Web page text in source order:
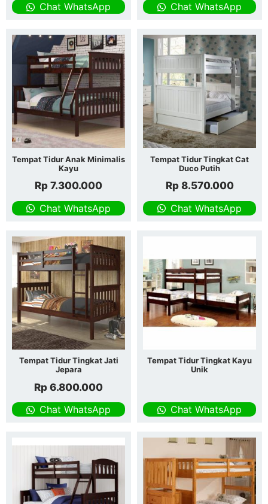
Chat WhatsApp
Chat WhatsApp
Tempat Tidur Anak Minimalis
Kayu
Rp 7.300.000
Chat WhatsApp
Tempat Tidur Tingkat Cat
Duco Putih
Rp8.570.000
Chat WhatsApp
Tempat Tidur Tingkat Jati
Jepara
Rp 6.800.000
Chat WhatsApp
Tempat Tidur Tingkat Kayu
Unik
Chat WhatsApp